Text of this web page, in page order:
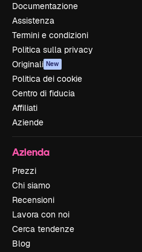
Documentazione
Assistenza
Termini e condizioni
Politica sulla privacy
Originali New
Politica dei cookie
Centro di fiducia
Affiliati
Aziende
Azienda
Prezzi
Chi siamo
Recensioni
Lavora con noi
Cerca tendenze
Blog